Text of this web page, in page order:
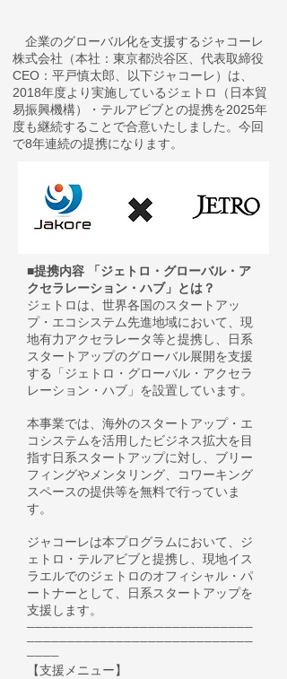
​ 企業のグローバル化を支援するジャコーレ
株式会社（本社：東京都渋谷区、代表取締役
CEO：平戸慎太郎、以下ジャコーレ）は、
2018年度より実施しているジェトロ（日本貿
易振興機構）・テルアビブとの提携を2025年
度も継続することで合意いたしました。今回
で8年連続の提携になります。
■提携内容 「ジェトロ・グローバル・ア
クセラレーション・ハブ」とは？
ジェトロは、世界各国のスタートアッ
プ・エコシステム先進地域において、現
地有力アクセラレータ等と提携し、日系
スタートアップのグローバル展開を支援
する「ジェトロ・グローバル・アクセラ
レーション・ハブ」を設置しています。
本事業では、海外のスタートアップ・エ
コシステムを活用したビジネス拡大を目
指す日系スタートアップに対し、ブリー
フィングやメンタリング、コワーキング
スペースの提供等を無料で行っていま
す。
ジャコーレは本プログラムにおいて、ジ
ェトロ・テルアビブと提携し、現地イス
ラエルでのジェトロのオフィシャル・パ
ートナーとして、日系スタートアップを
支援します。
────────────────────────────
────────────────────────────
────
【支援メニュー】